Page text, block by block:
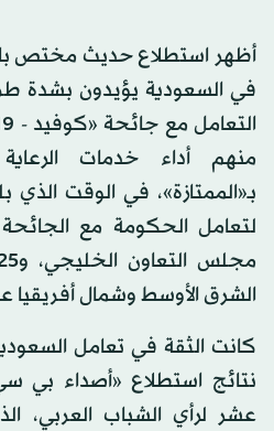
أظهر استطلاع حديث مختص
في السعودية يؤيدون بشدة
منهم أداء خدمات
بـ«الممتازة»، في الوقت
الشرق الأوسط وشمال أفريقيا
كانت الثقة في تعامل
نتائج استطلاع «أصداء بي